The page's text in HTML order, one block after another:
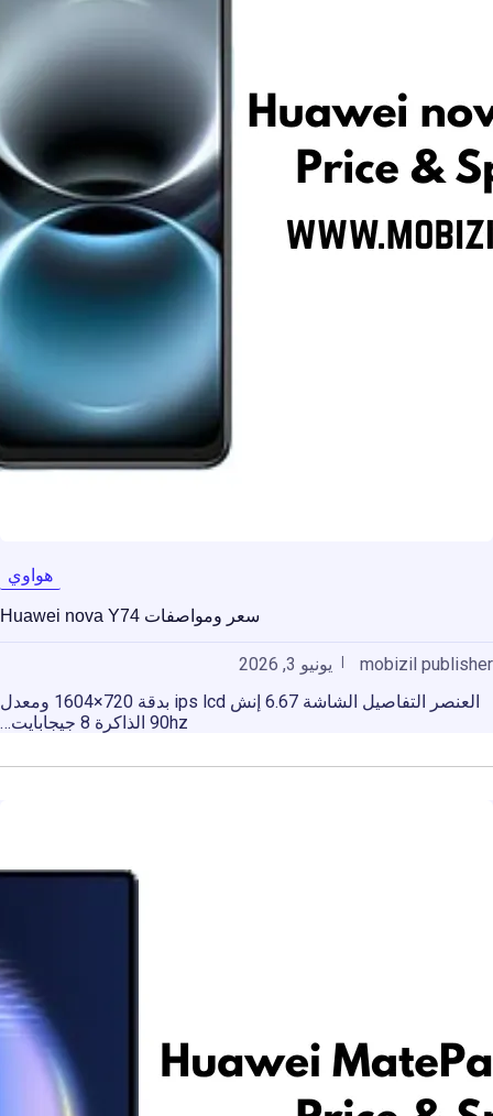
هواوي
سعر ومواصفات Huawei nova Y74
mobizil publisher
يونيو 3, 2026
العنصر التفاصيل الشاشة 6.67 إنش ips lcd بدقة 720×1604 ومعدل
90hz الذاكرة 8 جيجابايت…